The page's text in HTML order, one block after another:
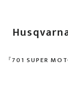
『701 SUPER